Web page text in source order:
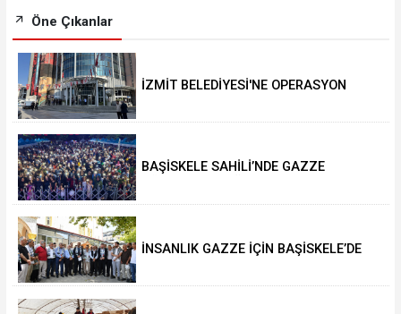
Öne Çıkanlar
İZMİT BELEDİYESİ'NE OPERASYON
BAŞİSKELE SAHİLİ’NDE GAZZE
İNSANLIK GAZZE İÇİN BAŞİSKELE’DE